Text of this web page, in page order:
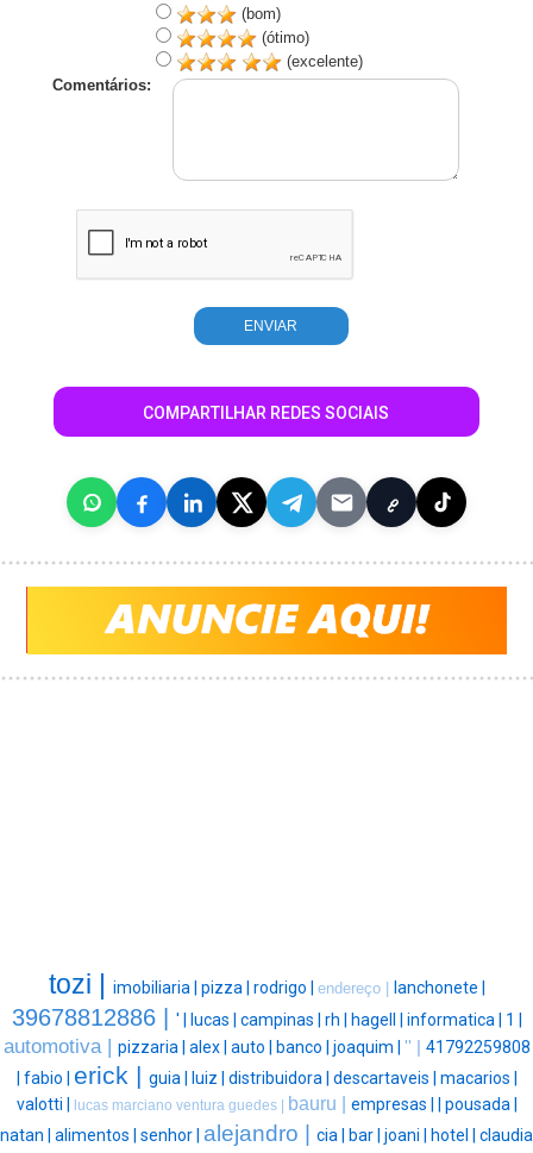
(bom)
(ótimo)
(excelente)
Comentários:
COMPARTILHAR REDES SOCIAIS
tozi | imobiliaria | pizza | rodrigo | endereço | lanchonete |
39678812886 | ' | lucas | campinas | rh | hagell | informatica | 1 |
automotiva | pizzaria | alex | auto | banco | joaquim | '' | 41792259808
fabio | erick | guia | luiz | distribuidora | descartaveis | macarios |
valotti |
lucas marciano ventura guedes | bauru | empresas |
pousada |
natan | alimentos | senhor | alejandro | cia | bar | joani | hotel | claudia